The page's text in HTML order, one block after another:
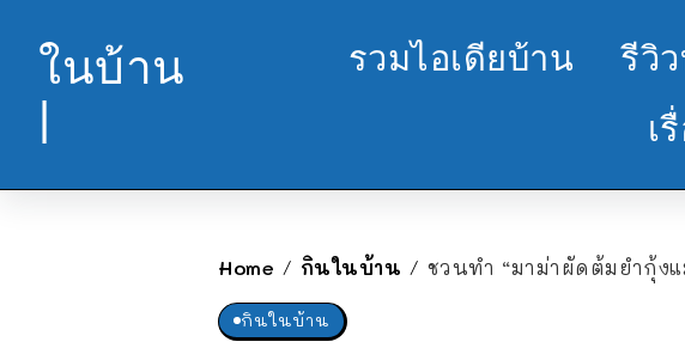
ในบ้าน
|
รวมไอเดียบ้าน รีวิ
เ
Home / กินในบ้าน / ชวนทำ “มาม่าผัดต้มยำกุ้ง
กินในบ้าน